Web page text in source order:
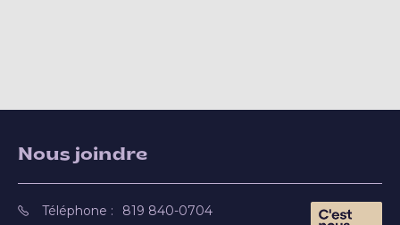
Nous joindre
Téléphone : 819 840-0704